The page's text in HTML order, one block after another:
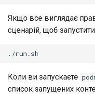
Якщо все виглядає
сценарій, щоб
Коли ви запускаєте
список запущених